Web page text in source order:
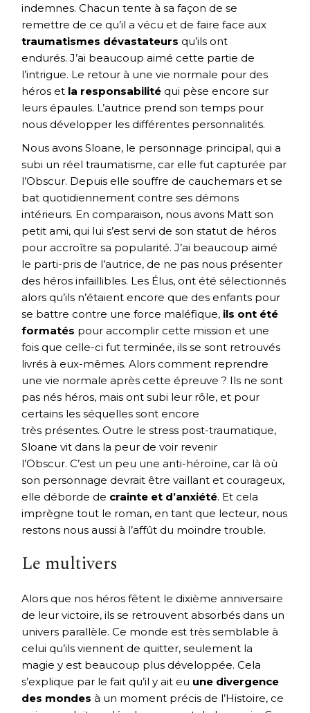
indemnes. Chacun tente à sa façon de se
remettre de ce qu’il a vécu et de faire face aux
traumatismes dévastateurs qu’ils ont
endurés. J’ai beaucoup aimé cette partie de
l’intrigue. Le retour à une vie normale pour des
héros et la responsabilité qui pèse encore sur
leurs épaules. L’autrice prend son temps pour
nous développer les différentes personnalités.
Nous avons Sloane, le personnage principal, qui a
subi un réel traumatisme, car elle fut capturée par
l’Obscur. Depuis elle souffre de cauchemars et se
bat quotidiennement contre ses démons
intérieurs. En comparaison, nous avons Matt son
petit ami, qui lui s’est servi de son statut de héros
pour accroître sa popularité. J’ai beaucoup aimé
le parti-pris de l’autrice, de ne pas nous présenter
des héros infaillibles. Les Élus, ont été sélectionnés
alors qu’ils n’étaient encore que des enfants pour
se battre contre une force maléfique, ils ont été
formatés pour accomplir cette mission et une
fois que celle-ci fut terminée, ils se sont retrouvés
livrés à eux-mêmes. Alors comment reprendre
une vie normale après cette épreuve ? Ils ne sont
pas nés héros, mais ont subi leur rôle, et pour
certains les séquelles sont encore
très présentes. Outre le stress post-traumatique,
Sloane vit dans la peur de voir revenir
l’Obscur. C’est un peu une anti-héroïne, car là où
son personnage devrait être vaillant et courageux,
elle déborde de crainte et d’anxiété. Et cela
imprègne tout le roman, en tant que lecteur, nous
restons nous aussi à l’affût du moindre trouble.
Le multivers
Alors que nos héros fêtent le dixième anniversaire
de leur victoire, ils se retrouvent absorbés dans un
univers parallèle. Ce monde est très semblable à
celui qu’ils viennent de quitter, seulement la
magie y est beaucoup plus développée. Cela
s’explique par le fait qu’il y ait eu une divergence
des mondes à un moment précis de l’Histoire, ce